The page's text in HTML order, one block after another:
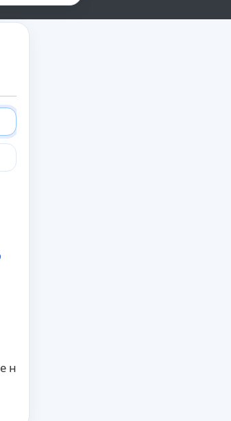
конференции в этот раз